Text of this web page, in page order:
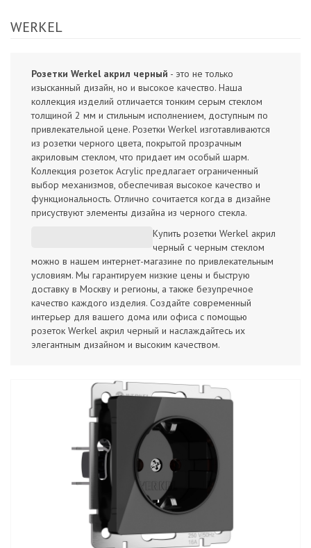
WERKEL
Розетки Werkel акрил черный - это не только
изысканный дизайн, но и высокое качество. Наша
коллекция изделий отличается тонким серым стеклом
толщиной 2 мм и стильным исполнением, доступным по
привлекательной цене. Розетки Werkel изготавливаются
из розетки черного цвета, покрытой прозрачным
акриловым стеклом, что придает им особый шарм.
Коллекция розеток Acrylic предлагает ограниченный
выбор механизмов, обеспечивая высокое качество и
функциональность. Отлично сочитается когда в дизайне
присуствуют элементы дизайна из черного стекла.
Купить розетки Werkel акрил
черный с черным стеклом
можно в нашем интернет-магазине по привлекательным
условиям. Мы гарантируем низкие цены и быструю
доставку в Москву и регионы, а также безупречное
качество каждого изделия. Создайте современный
интерьер для вашего дома или офиса с помощью
розеток Werkel акрил черный и наслаждайтесь их
элегантным дизайном и высоким качеством.